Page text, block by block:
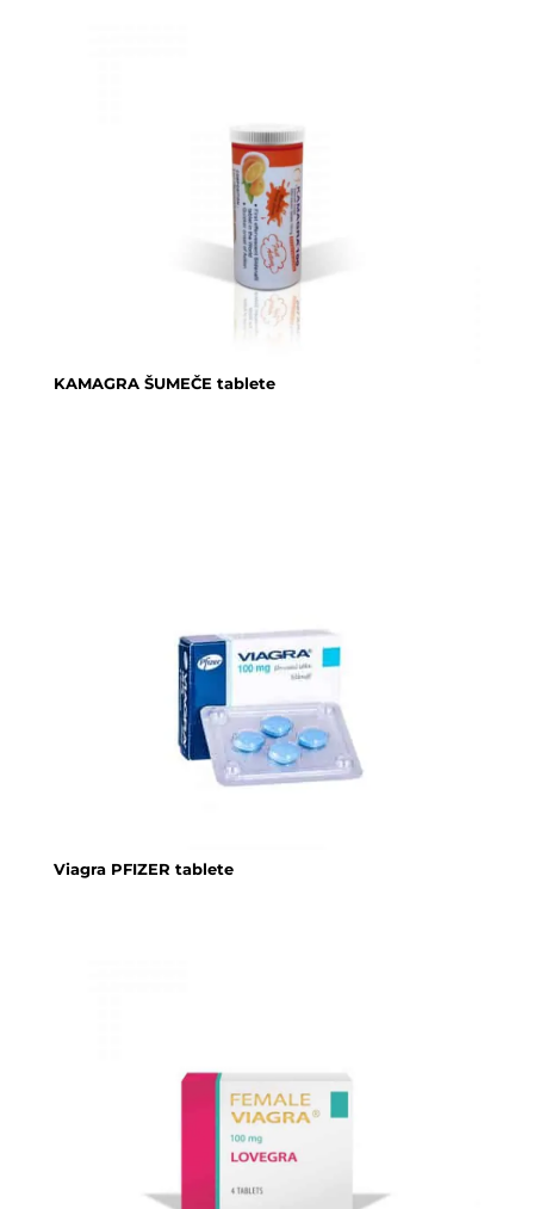
KAMAGRA ŠUMEČE tablete
Viagra PFIZER tablete